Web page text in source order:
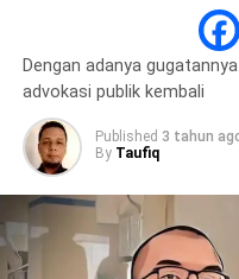
Dengan adanya
advokasi publik kembali
Published 3 tahun
By Taufiq